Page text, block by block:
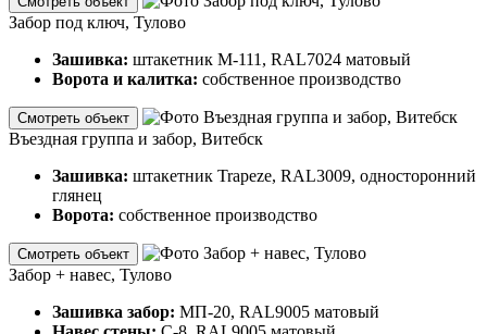
Забор под ключ, Тулово
Зашивка: штакетник М-111, RAL7024 матовый
Ворота и калитка: собственное производство
Смотреть объект
Въездная группа и забор, Витебск
Зашивка: штакетник Trapeze, RAL3009, односторонний
глянец
Ворота: собственное производство
Смотреть объект
Забор + навес, Тулово
Зашивка забор: МП-20, RAL9005 матовый